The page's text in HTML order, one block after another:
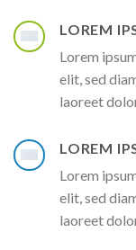
LOREM
Lorem
elit, sed
laoreet
LOREM
Lorem
elit, sed
laoreet